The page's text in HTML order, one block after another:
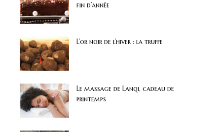
fin d’année
L’or noir de l’hiver : la truffe
Le massage de Lanqi, cadeau de
printemps